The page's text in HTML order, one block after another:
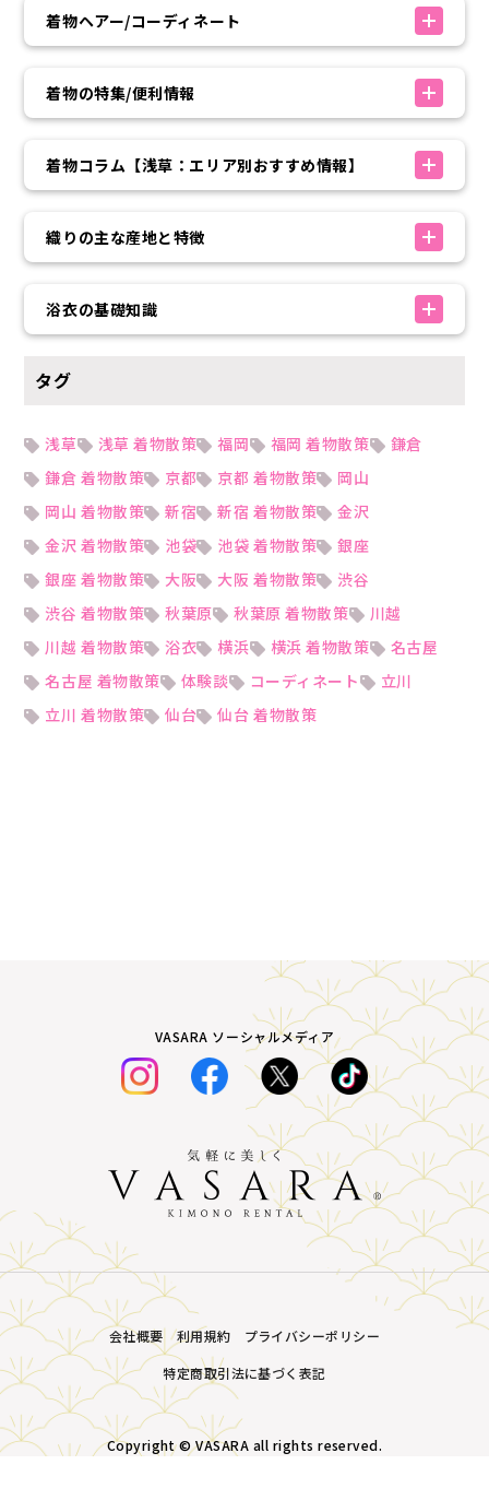
着物ヘアー/コーディネート
着物の特集/便利情報
着物コラム【浅草：エリア別おすすめ情報】
織りの主な産地と特徴
浴衣の基礎知識
タグ
浅草 浅草 着物散策 福岡 福岡 着物散策
鎌倉
鎌倉 着物散策
京都 京都 着物散策
岡山
岡山 着物散策
新宿 新宿 着物散策
金沢
金沢 着物散策
池袋 池袋 着物散策
銀座
銀座 着物散策
大阪 大阪 着物散策
渋谷
渋谷 着物散策
秋葉原 秋葉原 着物散策
川越
川越 着物散策
浴衣 横浜 横浜 着物散策
名古屋
名古屋 着物散策
体験談 コーディネート
立川
立川 着物散策
仙台 仙台 着物散策
VASARA ソーシャルメディア
会社概要 利用規約
プライバシーポリシー
特定商取引法に基づく表記
Copyright © VASARA all rights reserved.